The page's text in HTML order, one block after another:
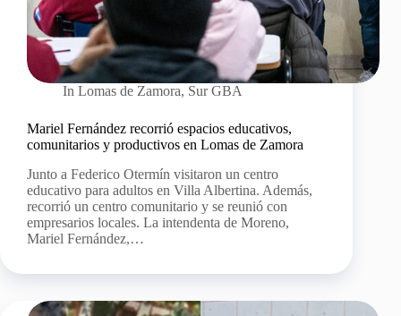
In Lomas de Zamora, Sur GBA
Mariel Fernández recorrió espacios educativos,
comunitarios y productivos en Lomas de Zamora
Junto a Federico Otermín visitaron un centro
educativo para adultos en Villa Albertina. Además,
recorrió un centro comunitario y se reunió con
empresarios locales. La intendenta de Moreno,
Mariel Fernández,…